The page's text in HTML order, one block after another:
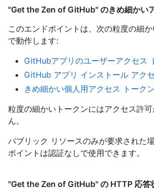
"Get the Zen of GitHub" のきめ細かい
このエンドポイントは、次の粒度の細
で動作します:
GitHubアプリのユーザーアクセス
GitHub アプリ インストール アク
きめ細かい個人用アクセス トークン
粒度の細かいトークンにはアクセス許
ん。
パブリック リソースのみが要求された
ポイントは認証なしで使用できます。
"Get the Zen of GitHub" の HTTP 応答